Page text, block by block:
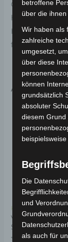
Original-
hinteres
Haltbarkeit.
findest du hier:
Ähnliche
Kostenloser
VB7 HINTERES
betroffene
über die
Wir haben als
zahlreiche
umgesetzt,
über diese
können
grundsätzlich
absoluter
diesem Grund
Die
und
als auch für